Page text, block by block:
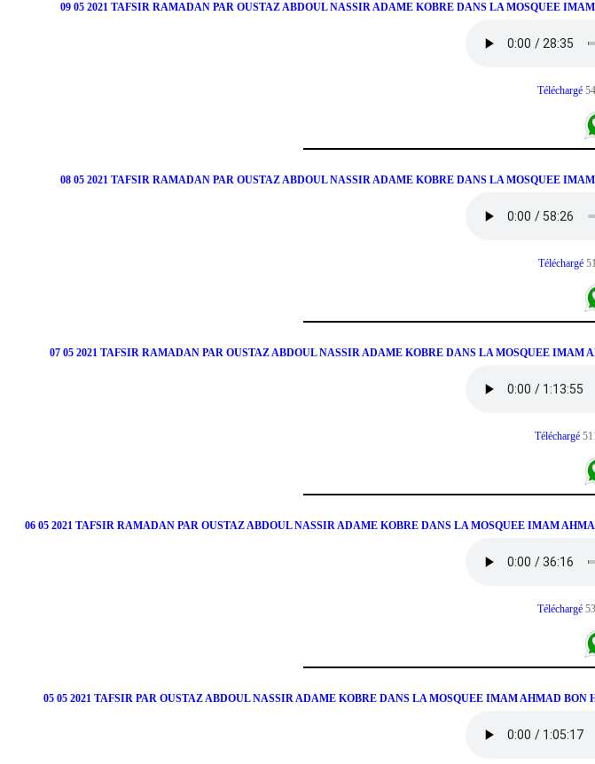
09 05 2021 TAFSIR RAMADAN PAR OUSTAZ ABDOUL NASSIR ADAME KOBRE DANS LA MOSQUEE
Téléchargé
08 05 2021 TAFSIR RAMADAN PAR OUSTAZ ABDOUL NASSIR ADAME KOBRE DANS LA MOSQUEE
Téléchargé
07 05 2021 TAFSIR RAMADAN PAR OUSTAZ ABDOUL NASSIR ADAME KOBRE DANS LA MOSQUEE
Téléchargé
06 05 2021 TAFSIR RAMADAN PAR OUSTAZ ABDOUL NASSIR ADAME KOBRE DANS LA MOSQUEE IMAM
Téléchargé
05 05 2021 TAFSIR PAR OUSTAZ ABDOUL NASSIR ADAME KOBRE DANS LA MOSQUEE IMAM AHMAD